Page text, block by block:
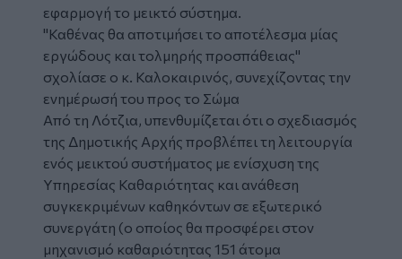
εφαρμογή το μεικτό σύστημα.
"Καθένας θα αποτιμήσει το αποτέλεσμα μίας
εργώδους και τολμηρής προσπάθειας"
σχολίασε ο κ. Καλοκαιρινός, συνεχίζοντας την
ενημέρωσή του προς το Σώμα
Από τη Λότζια, υπενθυμίζεται ότι ο σχεδιασμός
της Δημοτικής Αρχής προβλέπει τη λειτουργία
ενός μεικτού συστήματος με ενίσχυση της
Υπηρεσίας Καθαριότητας και ανάθεση
συγκεκριμένων καθηκόντων σε εξωτερικό
συνεργάτη (ο οποίος θα προσφέρει στον
μηχανισμό καθαριότητας 151 άτομα